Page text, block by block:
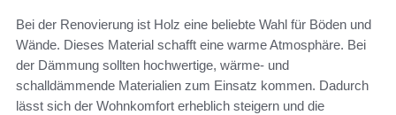
Bei der Renovierung ist Holz eine beliebte Wahl für Böden und
Wände. Dieses Material schafft eine warme Atmosphäre. Bei
der Dämmung sollten hochwertige, wärme- und
schalldämmende Materialien zum Einsatz kommen. Dadurch
lässt sich der Wohnkomfort erheblich steigern und die